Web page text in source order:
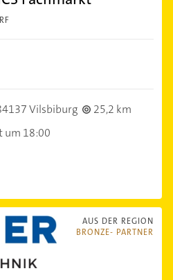
Vilsbiburg
25,2 km
um 18:00
AUS DER REGION
BRONZE- PARTNER